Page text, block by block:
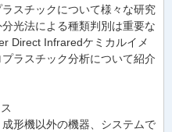
スチックについて様々な研究
光法による種類判別は重要な
Direct Infraredケミカルイメ
ラスチック分析について紹介
形機以外の機器、システムで